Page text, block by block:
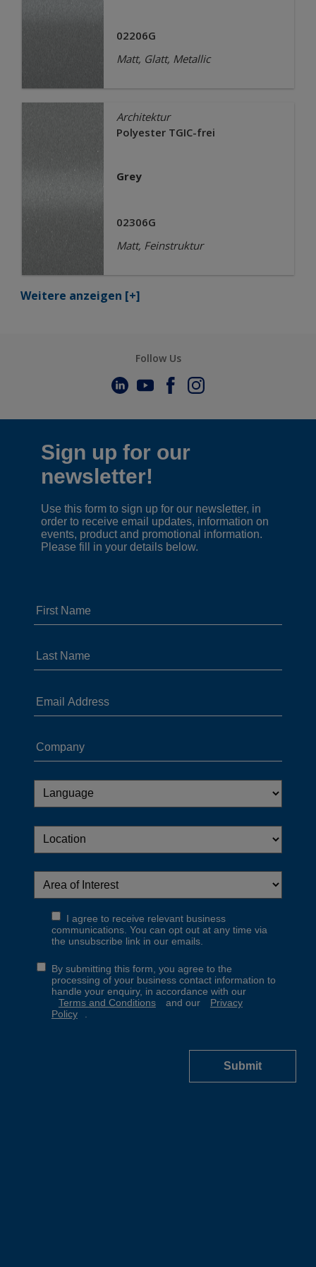
02206G
Matt, Glatt, Metallic
Architektur
Polyester TGIC-frei
Grey
02306G
Matt, Feinstruktur
Weitere anzeigen [+]
Follow Us